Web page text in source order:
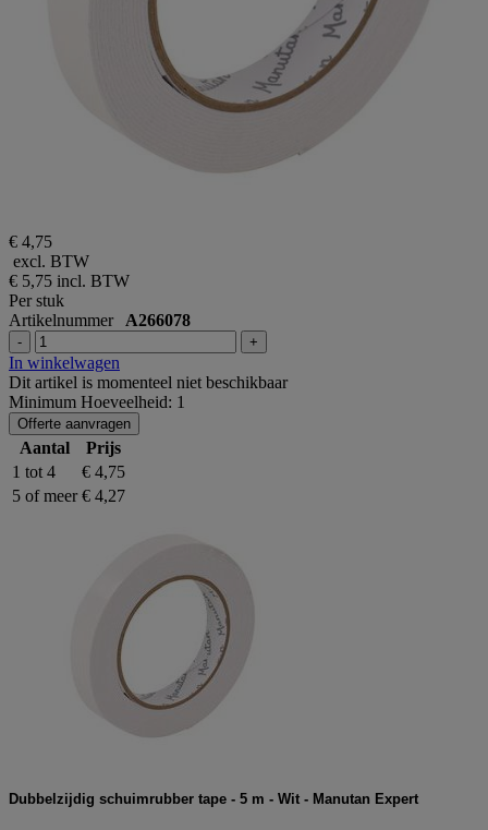
€ 4,75
excl. BTW
€ 5,75 incl. BTW
Per stuk
Artikelnummer A266078
- +
In winkelwagen
Dit artikel is momenteel niet beschikbaar
Minimum Hoeveelheid: 1
Offerte aanvragen
Aantal
Prijs
1 tot 4
€ 4,75
5 of meer € 4,27
Dubbelzijdig schuimrubber tape - 5 m - Wit - Manutan Expert